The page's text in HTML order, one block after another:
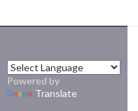
Powered by
Translate